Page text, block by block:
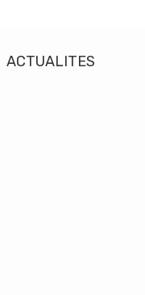
ACTUALITES